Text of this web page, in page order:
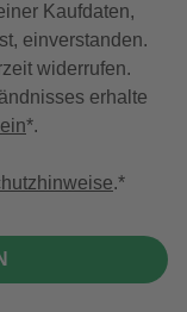
Kaufdaten,
einverstanden.
widerrufen.
erhalte
*.
.